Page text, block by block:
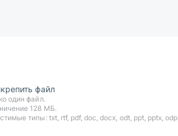
файл
один файл.
128 МБ.
типы: txt, rtf, pdf, doc, docx, odt, ppt, pptx,